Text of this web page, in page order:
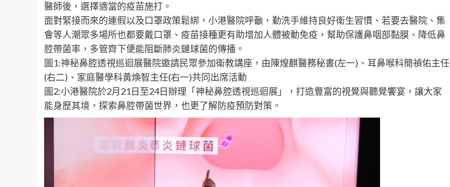
醫師後，選擇適當的疫苗施打。
面對緊接而來的連假以及口罩政策鬆綁，小港醫院呼籲，勤洗手維持良好衛生習慣、若要去醫院、集
會等人潮眾多場所也都要戴口罩、疫苗接種更有助增加人體被動免疫，幫助保護鼻咽部黏膜、降低鼻
腔帶菌率，多管齊下便能阻斷肺炎鏈球菌的傳播。
圖1:神秘鼻腔透視巡迴展醫院邀請民眾參加衛教講座，由陳煌麒醫務秘書(左一)、耳鼻喉科簡禎佑主任
(右二)、家庭醫學科黃煥智主任(右一)共同出席活動
圖2:小港醫院於2月21日至24日辦理「神秘鼻腔透視巡迴展」，打造豐富的視覺與聽覺饗宴，讓大家
能身歷其境，探索鼻腔帶菌世界，也更了解防疫預防對策。